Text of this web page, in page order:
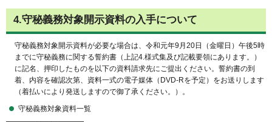
4.守秘義務対象開示資料の入手について
守秘義務対象開示資料が必要な場合は、令和元年9月20日（金曜日）午後5時
までに守秘義務に関する誓約書（上記4.様式集及び記載要領にあります。）
に記名、押印したものを以下の資料請求先にご提出ください。誓約書の到
着、内容を確認次第、資料一式の電子媒体（DVD-Rを予定）をお送りします
（着払いにより発送しますので御了承ください。）。
守秘義務対象資料一覧